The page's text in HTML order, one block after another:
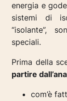
energia e
sistemi di
“isolante”,
speciali.
Prima della
partire
com’è